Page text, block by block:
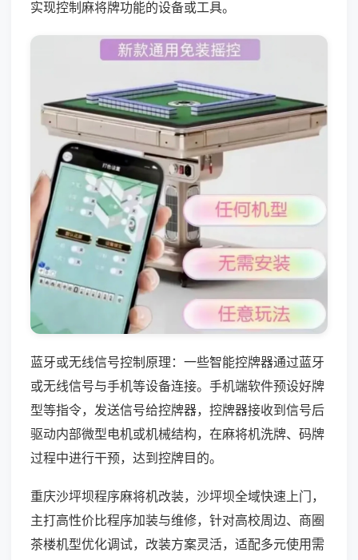
实现控制麻将牌功能的设备或工具。
蓝牙或无线信号控制原理：一些智能控牌器通过蓝牙
或无线信号与手机等设备连接。手机端软件预设好牌
型等指令，发送信号给控牌器，控牌器接收到信号后
驱动内部微型电机或机械结构，在麻将机洗牌、码牌
过程中进行干预，达到控牌目的。
重庆沙坪坝程序麻将机改装，沙坪坝全域快速上门，
主打高性价比程序加装与维修，针对高校周边、商圈
茶楼机型优化调试，改装方案灵活，适配多元使用需